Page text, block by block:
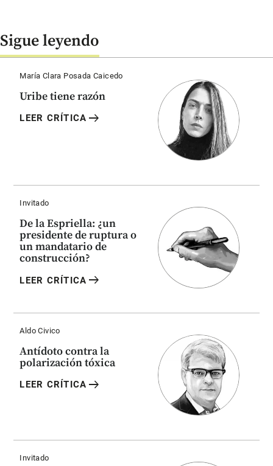
Sigue leyendo
María Clara Posada Caicedo
Uribe tiene razón
LEER CRÍTICA arrow_right_alt
Invitado
De la Espriella: ¿un
presidente de ruptura o
un mandatario de
construcción?
LEER CRÍTICA arrow_right_alt
Aldo Civico
Antídoto contra la
polarización tóxica
LEER CRÍTICA arrow_right_alt
Invitado